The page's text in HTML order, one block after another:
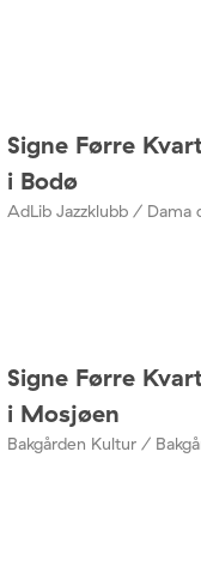
Signe Førre
i Bodø
AdLib Jazzklubb / Dama
Signe Førre
i Mosjøen
Bakgården Kultur /